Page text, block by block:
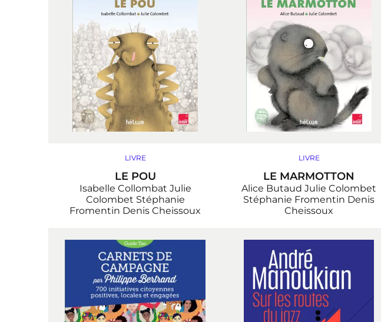
LIVRE
LE POU
Isabelle Collombat Julie
Colombet Stéphanie
Fromentin Denis Cheissoux
LIVRE
LE MARMOTTON
Alice Butaud Julie Colombet
Stéphanie Fromentin Denis
Cheissoux